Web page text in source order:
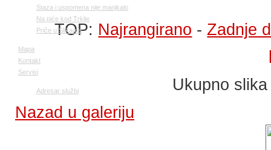
Staza i uspomena nije manjkalo
Na piće kod Trklje
Priče u Slikama
Mapa
Kontakt
Servisi
Adresar službi
TOP: Najrangirano -Zadnje
Ukupno
Nazad u galeriju